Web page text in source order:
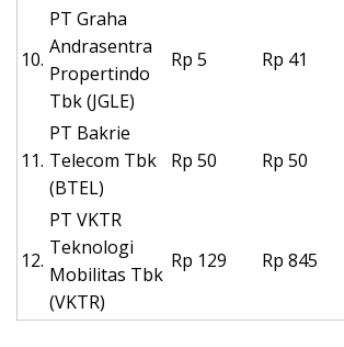
10.
PT Graha
Andrasentra
Propertindo
Tbk (JGLE)
Rp 5 Rp 41
11.
PT Bakrie
Telecom Tbk
(BTEL)
Rp 50 Rp 50
12.
PT VKTR
Teknologi
Mobilitas Tbk
(VKTR)
Rp 129 Rp 845